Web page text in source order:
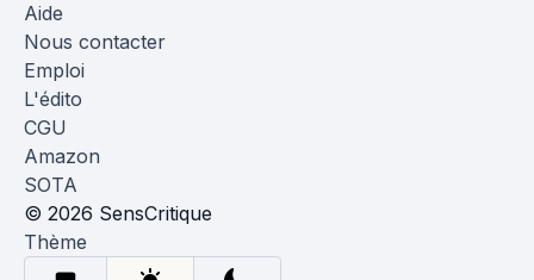
Aide
Nous contacter
Emploi
L'édito
CGU
Amazon
SOTA
© 2026 SensCritique
Thème